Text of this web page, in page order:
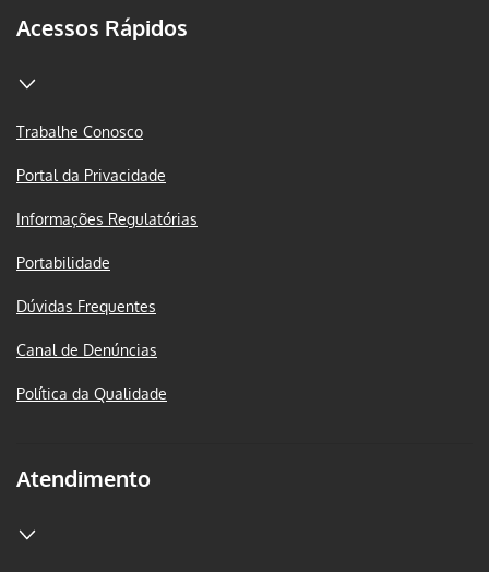
Acessos Rápidos
Trabalhe Conosco
Portal da Privacidade
Informações Regulatórias
Portabilidade
Dúvidas Frequentes
Canal de Denúncias
Política da Qualidade
Atendimento